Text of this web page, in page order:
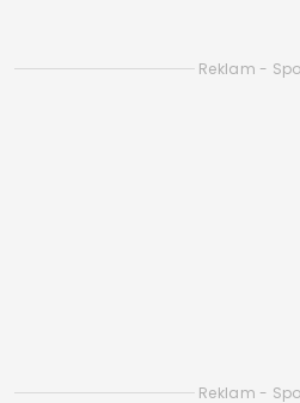
foton och stora videor.
avancerade och tekniska